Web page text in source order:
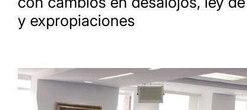
y expropiaciones